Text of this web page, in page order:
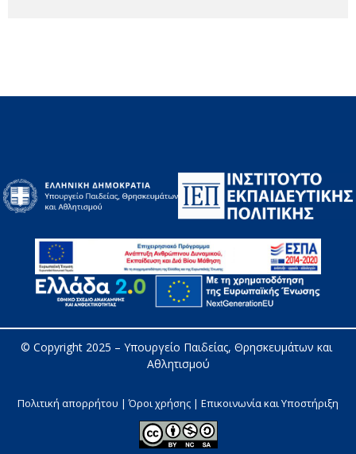
© Copyright 2025 – Υπουργείο Παιδείας, Θρησκευμάτων και
Αθλητισμού
Πολιτική απορρήτου | Όροι χρήσης | Επικοινωνία και Υποστήριξη